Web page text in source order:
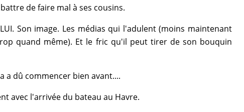
de faire mal à ses cousins.
Son image. Les médias qui l'adulent (moins maintenant
quand même). Et le fric qu'il peut tirer de son bouquin
a dû commencer bien avant....
avec l'arrivée du bateau au Havre.